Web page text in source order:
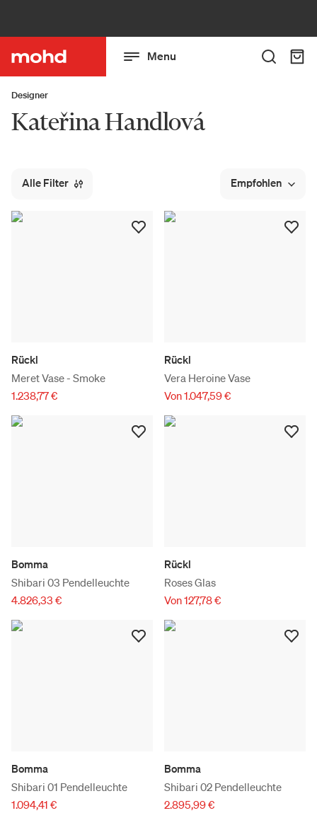
Menu
Designer
Kateřina Handlová
Alle Filter Empfohlen
Rückl
Meret Vase - Smoke
1.238,77 €
Rückl
Vera Heroine Vase
Von 1.047,59 €
Bomma
Shibari 03 Pendelleuchte
4.826,33 €
Rückl
Roses Glas
Von 127,78 €
Bomma
Shibari 01 Pendelleuchte
1.094,41 €
Bomma
Shibari 02 Pendelleuchte
2.895,99 €